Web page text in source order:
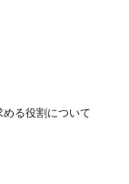
る役割について